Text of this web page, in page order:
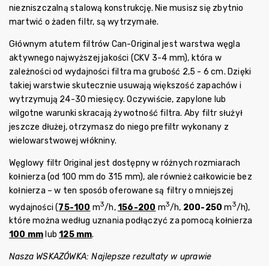
niezniszczalną stalową konstrukcję. Nie musisz się zbytnio
martwić o żaden filtr, są wytrzymałe.
Głównym atutem filtrów Can-Original jest warstwa węgla
aktywnego najwyższej jakości (CKV 3-4 mm), która w
zależności od wydajności filtra ma grubość 2,5 - 6 cm. Dzięki
takiej warstwie skutecznie usuwają większość zapachów i
wytrzymują 24-30 miesięcy. Oczywiście, zapylone lub
wilgotne warunki skracają żywotność filtra. Aby filtr służył
jeszcze dłużej, otrzymasz do niego prefiltr wykonany z
wielowarstwowej włókniny.
Węglowy filtr Original jest dostępny w różnych rozmiarach
kołnierza (od 100 mm do 315 mm), ale również całkowicie bez
kołnierza – w ten sposób oferowane są filtry o mniejszej
wydajności (75-100 m3/h,156-200 m3/h, 200-250 m3/h),
które można według uznania podłączyć za pomocą kołnierza
100 mm lub125 mm.
Nasza WSKAZÓWKA: Najlepsze rezultaty w uprawie